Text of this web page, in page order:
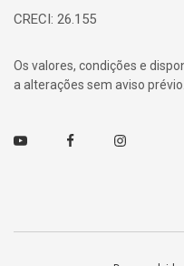
CRECI: 26.155
Os valores, condições e
a alterações sem aviso prévio.
Youtube FacebookInstagram